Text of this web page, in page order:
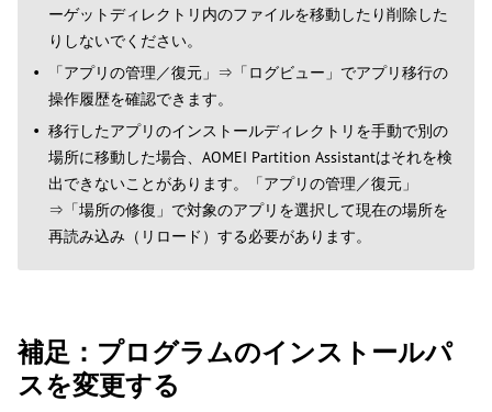
ーゲットディレクトリ内のファイルを移動したり削除した
りしないでください。
「アプリの管理／復元」⇒「ログビュー」でアプリ移行の
操作履歴を確認できます。
移行したアプリのインストールディレクトリを手動で別の
場所に移動した場合、AOMEI Partition Assistantはそれを検
出できないことがあります。「アプリの管理／復元」
⇒「場所の修復」で対象のアプリを選択して現在の場所を
再読み込み（リロード）する必要があります。
補足：プログラムのインストールパ
スを変更する